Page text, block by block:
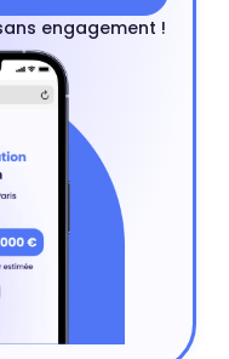
engagement !